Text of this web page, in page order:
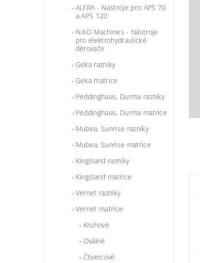
ALFRA - Nástroje pro APS 70
a APS 120
N.KO Machines - Nástroje
pro elektrohydraulické
děrovače
Geka razníky
Geka matrice
Peddinghaus, Durma razníky
Peddinghaus, Durma matrice
Mubea, Sunrise razníky
Mubea, Sunrise matrice
Kingsland razníky
Kingsland matrice
Vernet razníky
Vernet matrice
Kruhové
Oválné
Čtvercové